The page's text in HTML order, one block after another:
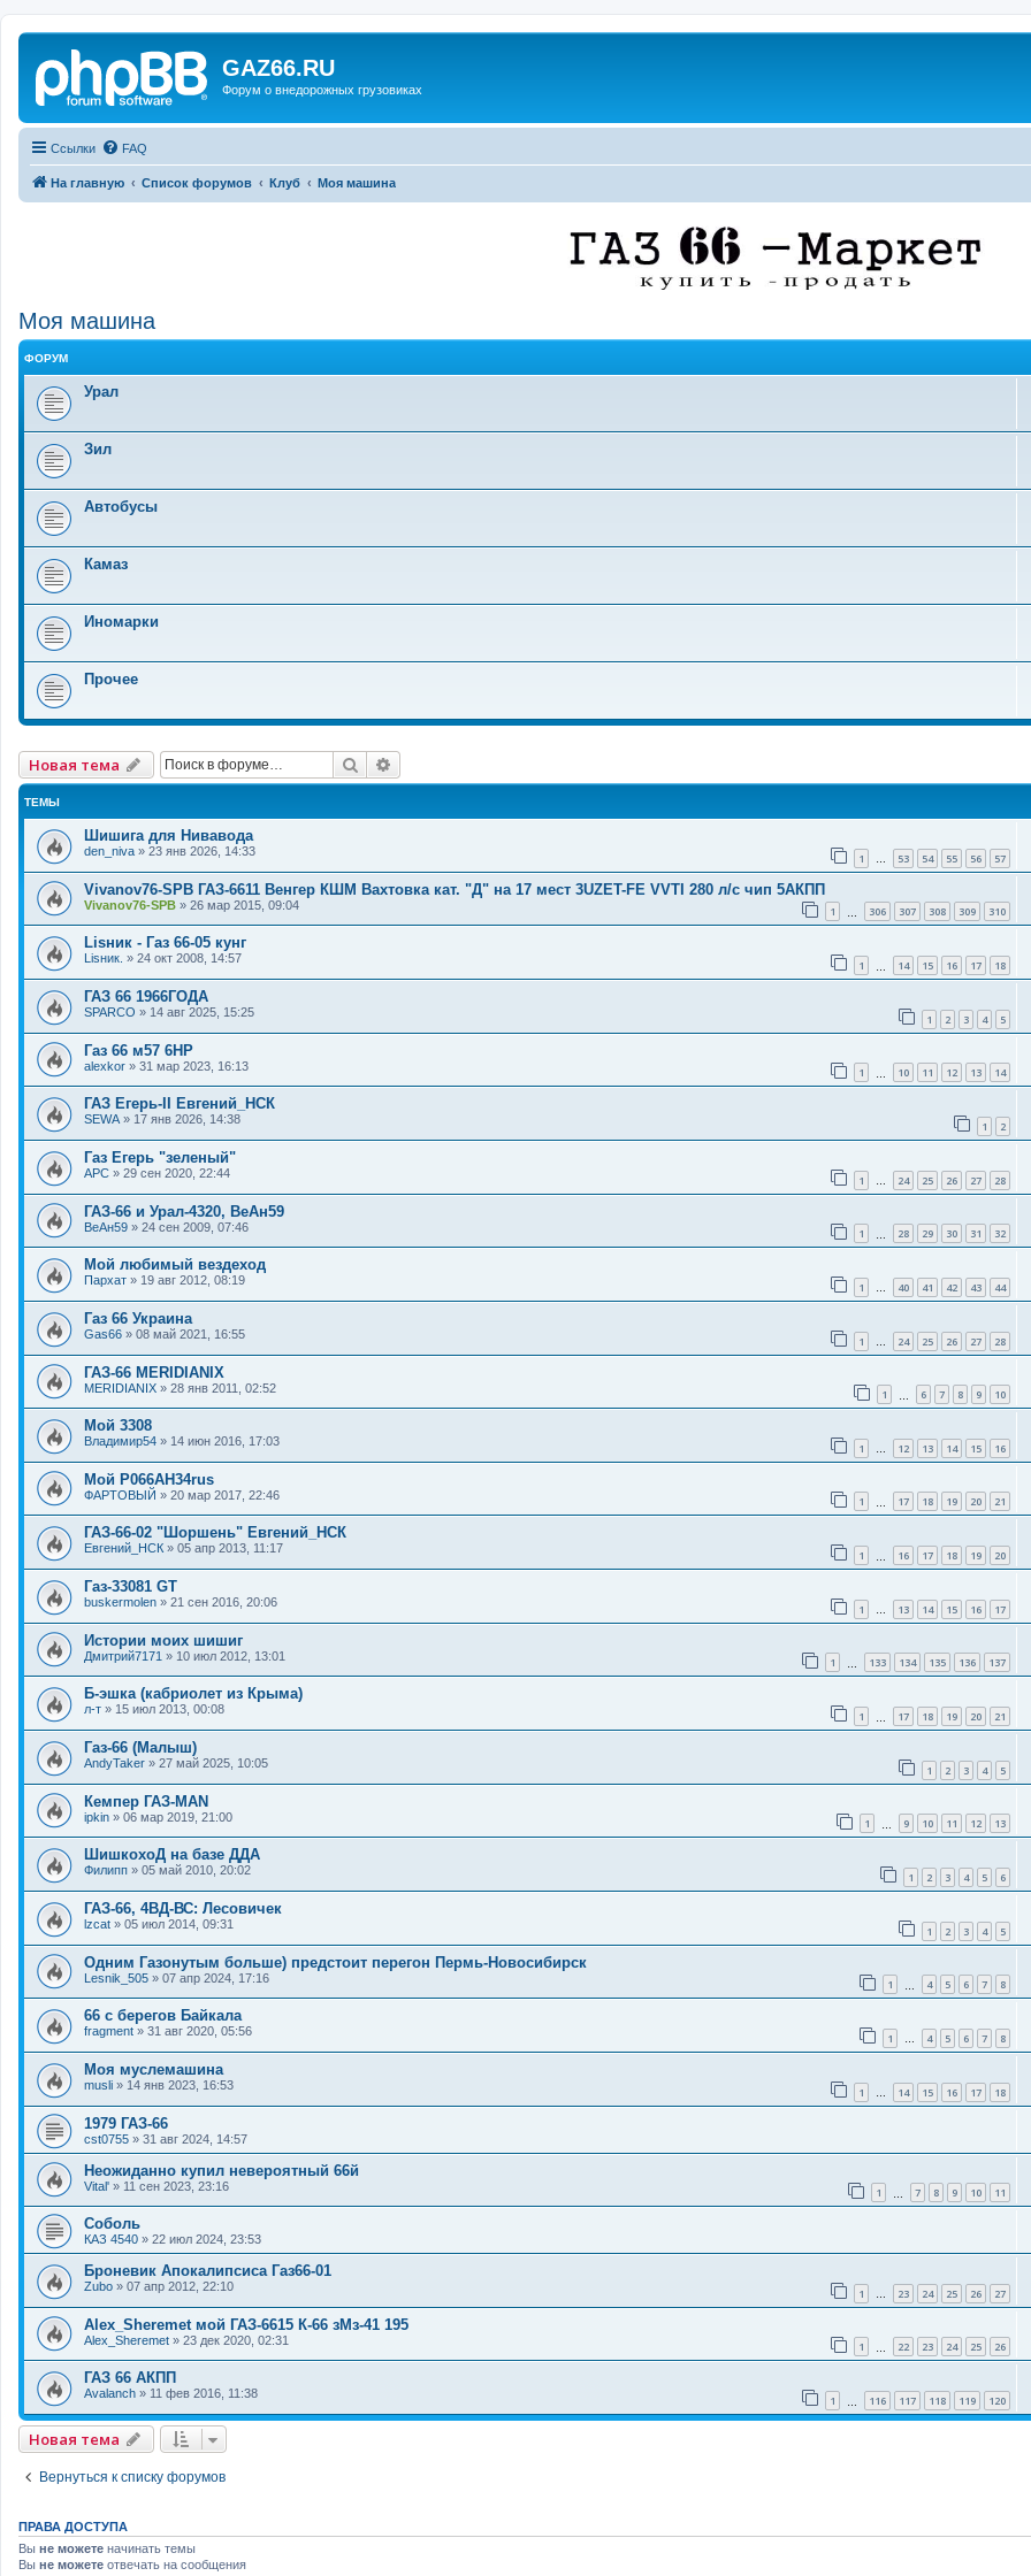
GAZ66.RU
Форум о внедорожных грузовиках
Ссылки FAQ
На главную Список форумов Клуб Моя машина
Моя машина
ФОРУМ
Урал
Зил
Автобусы
Камаз
Иномарки
Прочее
Новая тема Поиск
ТЕМЫ
Шишига для Нивавода
den_niva » 23 янв 2026, 14:33 1 … 53 54 55 56 57
Vivanov76-SPB ГАЗ-6611 Венгер КШМ Вахтовка кат. "Д" на 17 мест 3UZET-FE VVTI 280 л/с чип 5АКПП
Vivanov76-SPB » 26 мар 2015, 09:04 1 306 307 308 309 310
Lisник - Газ 66-05 кунг
Lisник. » 24 окт 2008, 14:57 1 14 15 16 17 18
ГАЗ 66 1966ГОДА
SPARCO » 14 авг 2025, 15:25 1 2 3 4 5
Газ 66 м57 6HP
alexkor » 31 мар 2023, 16:13 1 10 11 12 13 14
ГАЗ Егерь-II Евгений_НСК
SEWA » 17 янв 2026, 14:38 1 2
Газ Егерь "зеленый"
АРС » 29 сен 2020, 22:44 1 … 24 25 26 27 28
ГАЗ-66 и Урал-4320, ВеАн59
ВеАн59 » 24 сен 2009, 07:46 1 28 29 30 31 32
Мой любимый вездеход
Пархат » 19 авг 2012, 08:19 1 … 40 41 42 43 44
Газ 66 Украина
Gas66 » 08 май 2021, 16:55 1 … 24 25 26 27 28
ГАЗ-66 MERIDIANIX
MERIDIANIX » 28 янв 2011, 02:52 1 6 7 8 9 10
Мой 3308
Владимир54 » 14 июн 2016, 17:03 1 … 12 13 14 15 16
Мой Р066АН34rus
ФАРТОВЫЙ » 20 мар 2017, 22:46 1 17 18 19 20 21
ГАЗ-66-02 "Шоршень" Евгений_НСК
Евгений_НСК » 05 апр 2013, 11:17 1 16 17 18 19 20
Газ-33081 GT
buskermolen » 21 сен 2016, 20:06 1 … 13 14 15 16 17
Истории моих шишиг
Дмитрий7171 » 10 июл 2012, 13:01 1 133 134 135 136 137
Б-эшка (кабриолет из Крыма)
л-т » 15 июл 2013, 00:08 1 17 18 19 20 21
Газ-66 (Малыш)
AndyTaker » 27 май 2025, 10:05 1 2 3 4 5
Кемпер ГАЗ-MAN
ipkin » 06 мар 2019, 21:00 1 9 10 11 12 13
ШишкохоД на базе ДДА
Филипп » 05 май 2010, 20:02 1 2 3 4 5 6
ГАЗ-66, 4ВД-ВС: Лесовичек
lzcat » 05 июл 2014, 09:31 1 2 3 4 5
Одним Газонутым больше) предстоит перегон Пермь-Новосибирск
Lesnik_505 » 07 апр 2024, 17:16 1 4 5 6 7 8
66 с берегов Байкала
fragment » 31 авг 2020, 05:56 1 … 4 5 6 7 8
Моя муслемашина
musli » 14 янв 2023, 16:53 1 14 15 16 17 18
1979 ГАЗ-66
cst0755 » 31 авг 2024, 14:57
Неожиданно купил невероятный 66й
Vital' » 11 сен 2023, 23:16 1 7 8 9 10 11
Соболь
КАЗ 4540 » 22 июл 2024, 23:53
Броневик Апокалипсиса Газ66-01
Zubo » 07 апр 2012, 22:10 1 … 23 24 25 26 27
Alex_Sheremet мой ГАЗ-6615 К-66 зМз-41 195
Alex_Sheremet » 23 дек 2020, 02:31 1 22 23 24 25 26
ГАЗ 66 АКПП
Avalanch » 11 фев 2016, 11:38 1 116 117 118 119 120
Новая тема
Вернуться к списку форумов
ПРАВА ДОСТУПА
Вы не можете начинать темы
Вы не можете отвечать на сообщения